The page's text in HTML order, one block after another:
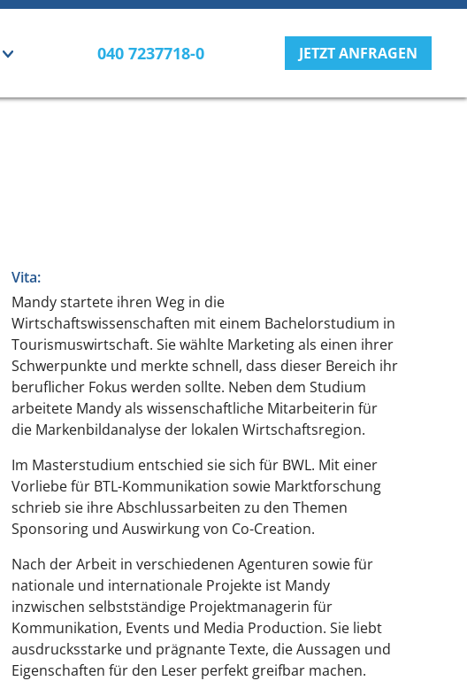
040 7237718-0 JETZT ANFRAGEN
Vita:
Mandy startete ihren Weg in die
Wirtschaftswissenschaften mit einem Bachelorstudium in
Tourismuswirtschaft. Sie wählte Marketing als einen ihrer
Schwerpunkte und merkte schnell, dass dieser Bereich ihr
beruflicher Fokus werden sollte. Neben dem Studium
arbeitete Mandy als wissenschaftliche Mitarbeiterin für
die Markenbildanalyse der lokalen Wirtschaftsregion.
Im Masterstudium entschied sie sich für BWL. Mit einer
Vorliebe für BTL-Kommunikation sowie Marktforschung
schrieb sie ihre Abschlussarbeiten zu den Themen
Sponsoring und Auswirkung von Co-Creation.
Nach der Arbeit in verschiedenen Agenturen sowie für
nationale und internationale Projekte ist Mandy
inzwischen selbstständige Projektmanagerin für
Kommunikation, Events und Media Production. Sie liebt
ausdrucksstarke und prägnante Texte, die Aussagen und
Eigenschaften für den Leser perfekt greifbar machen.